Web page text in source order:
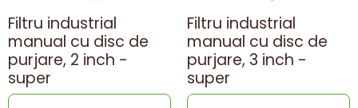
Filtru industrial
manual cu disc de
purjare, 2 inch -
super
Filtru industrial
manual cu disc de
purjare, 3 inch -
super